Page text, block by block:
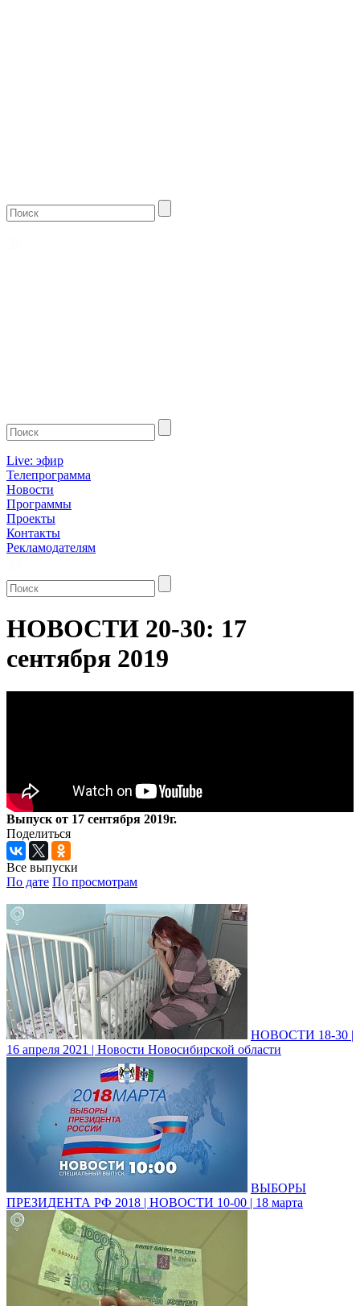
Live: эфир
Телепрограмма
Новости
Программы
Проекты
Контакты
Рекламодателям
НОВОСТИ 20-30: 17
сентября 2019
Выпуск от 17 сентября 2019г.
Поделиться
Все выпуски
По дате По просмотрам
НОВОСТИ 18-30 |
16 апреля 2021 | Новости Новосибирской области
ВЫБОРЫ
ПРЕЗИДЕНТА РФ 2018 | НОВОСТИ 10-00 | 18 марта